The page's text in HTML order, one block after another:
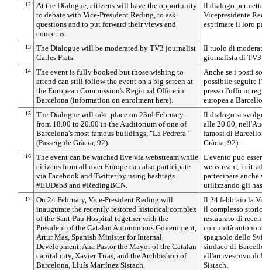
12
At the Dialogue, citizens will have the opportunity
to debate with Vice-President Reding, to ask
questions and to put forward their views and
concerns.
Il dialogo
Vicepresidente
esprimere il loro
13
The Dialogue will be moderated by TV3 journalist
Carles Prats.
Il ruolo di
giornalista di
14
The event is fully booked but those wishing to
attend can still follow the event on a big screen at
the European Commission's Regional Office in
Barcelona (information on enrolment here).
Anche se i posti
possibile seguire
presso l'ufficio
europea a
15
The Dialogue will take place on 23rd February
from 18.00 to 20.00 in the Auditorium of one of
Barcelona's most famous buildings, "La Pedrera"
(Passeig de Gràcia, 92).
Il dialogo si
alle 20.00,
famosi di
Gràcia, 92).
16
The event can be watched live via webstream while
citizens from all over Europe can also participate
via Facebook and Twitter by using hashtags
#EUDeb8 and #RedingBCN.
L'evento può
webstream; i
partecipare
utilizzando gli
17
On 24 February, Vice-President Reding will
inaugurate the recently restored historical complex
of the Sant-Pau Hospital together with the
President of the Catalan Autonomous Government,
Artur Mas, Spanish Minister for Internal
Development, Ana Pastor the Mayor of the Catalan
capital city, Xavier Trias, and the Archbishop of
Barcelona, Lluís Martínez Sistach.
Il 24 febbraio la
il complesso
restaurato di
comunità
spagnolo dello
sindaco di
all'arcivescovo di
Sistach.